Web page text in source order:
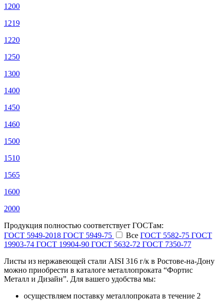
1200
1219
1220
1250
1300
1400
1450
1460
1500
1510
1565
1600
2000
Продукция полностью соответствует ГОСТам:
ГОСТ 5949-2018 ГОСТ 5949-75 Все ГОСТ 5582-75 ГОСТ
19903-74 ГОСТ 19904-90 ГОСТ 5632-72 ГОСТ 7350-77
Листы из нержавеющей стали AISI 316 г/к в Ростове-на-Дону
можно приобрести в каталоге металлопроката “Фортис
Металл и Дизайн”. Для вашего удобства мы:
осуществляем поставку металлопроката в течение 2